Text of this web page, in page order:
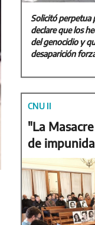
Solicitó perpetua
declare que los
del genocidio y
desaparición
CNU II
"La
de